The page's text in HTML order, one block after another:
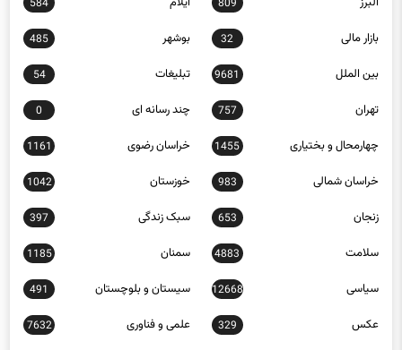
بازار مالی 32 بوشهر 485
بین الملل 9681 تبلیغات 54
تهران 757 چند رسانه ای 0
چهارمحال و بختیاری 1455 خراسان رضوی 1161
خراسان شمالی 983 خوزستان 1042
زنجان 653 سبک زندگی 397
سلامت 4883 سمنان 1185
سیاسی 12668 سیستان و بلوچستان 491
عکس 329 علمی و فناوری 7632